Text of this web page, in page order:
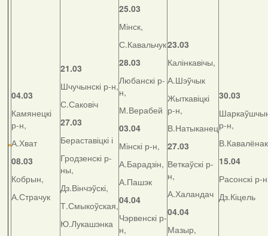
04.03
Камянецкі
р-н,
А.Хват
08.03
Кобрын,
А.Страчук
21.03
Шчучынскі р-н,
С.Саковіч
27.03
Бераставіцкі і
Гродзенскі р-
ны,
Дз.Вінчэўскі,
Т.Смыкоўская,
Ю.Лукашэнка
25.03
Мінск,
С.Кавальчук
28.03
Любанскі р-
н,
М.Верабей
03.04
Мінскі р-н,
А.Барадзін,
А.Пашэк
04.04
Чэрвенскі р-
н,
23.03
Калінкавічы,
А.Шэўчык
Жыткавіцкі
р-н,
В.Натыканец
27.03
Веткаўскі р-
н,
А.Халандач
04.04
Мазыр,
30.03
р-н,
В.Кавалёнак
15.04
Расонскі р-
Дз.Кіцель